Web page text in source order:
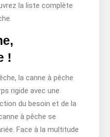
la liste complète
!
la canne à pêche
rigide avec une
du besoin et de la
à pêche se
Face à la multitude